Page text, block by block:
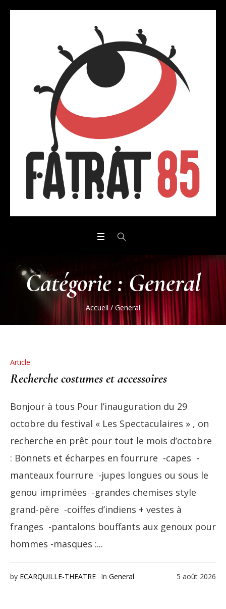
Catégorie :General
Accueil / General
Article
Recherche costumes et accessoires
Bonjour à tous Pour l’inauguration du 29
octobre du festival « Les Spectaculaires » , on
recherche en prêt pour tout le mois d’octobre
: Bonnets et écharpes en fourrure -capes -
manteaux fourrure -jupes longues ou sous le
genou imprimées -grandes chemises style
grand-père -coiffes d’indiens + vestes à
franges -pantalons bouffants aux genoux pour
hommes -masques :...
5 août 2026
by ECARQUILLE-THEATRE In General